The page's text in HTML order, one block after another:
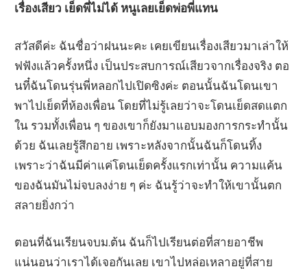
เรื่องเสียว เย็ดพี่ไม่ได้ หนูเลยเย็ดพ่อพี่แทน
สวัสดีค่ะ ฉันชื่อว่าฝนนะคะ เคยเขียนเรื่องเสียวมาเล่าให้
ฟฟังแล้วครั้งหนึ่ง เป็นประสบการณ์เสียวจากเรื่องจริง ตอ
นที๋ฉันโดนรุ่นพี่หลอกไปเปิดซิงค่ะ ตอนนั้นฉันโดนเขา
พาไปเย็ดที่ห้องเพื่อน โดยที่ไม่รู้เลยว่าจะโดนเย็ดสดแตก
ใน รวมทั้งเพื่อน ๆ ของเขาก็ยังมาแอบมองการกระทำนั้น
ด้วย ฉันเลยรู้สึกอาย เพราะหลังจากนั้นฉันก็โดนทิ้ง
เพราะว่าฉันมีค่าแค่โดนเย็ดครั้งแรกเท่านั้น ความแค้น
ของฉันมันไม่จบลงง่าย ๆ ค่ะ ฉันรู้ว่าจะทำให้เขานั้นตก
สลายยิ่งกว่า
ตอนที่ฉันเรียนจบม.ต้น ฉันก็ไปเรียนต่อที่สายอาชีพ
แน่นอนว่าเราได้เจอกันเลย เขาไปหล่อเหลาอยู่ที่สาย